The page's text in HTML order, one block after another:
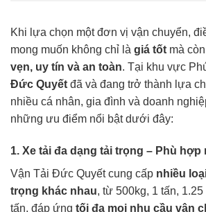
Khi lựa chọn một đơn vị vận chuyển,
mong muốn không chỉ là giá tốt mà
vẹn, uy tín và an toàn. Tại khu vực
Đức Quyết đã và đang trở thành lựa
nhiều cá nhân, gia đình và doanh
những ưu điểm nổi bật dưới đây:
1. Xe tải đa dạng tải trọng – Phù hợp
Vận Tải Đức Quyết cung cấp nhiều
trọng khác nhau, từ 500kg, 1 tấn,
tấn, đáp ứng tối đa mọi nhu cầu vận